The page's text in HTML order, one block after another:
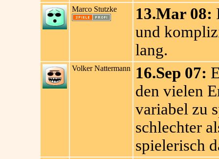
Marco Stutzke 13.Mar 08:
und
lang.
Volker Nattermann 16.Sep 07:
den vielen
variabel zu
schlechter
spielerisch